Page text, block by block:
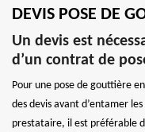
DEVIS POSE DE
Un devis est
d’un contrat de
Pour une pose de gouttière
des devis avant d’entamer
prestataire, il est préférable